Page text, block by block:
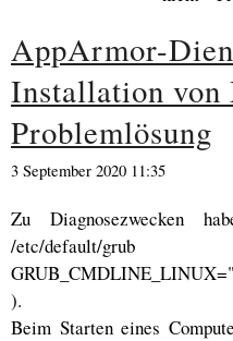
AppArmor-
Installation
Problemlösung
3 September 2020 11:35
Zu Diagnosezwecken
/etc/default/
).
Beim Starten eines